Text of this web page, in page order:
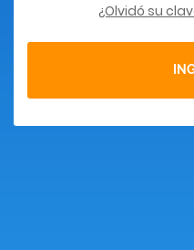
¿Olvidó su